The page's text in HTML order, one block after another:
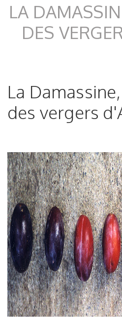
LA
DES
La
des vergers